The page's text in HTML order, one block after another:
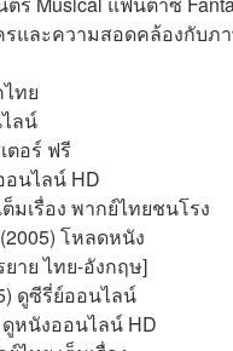
รและความสอดคล้องกับภ
ทย
ลน์
ตอร์ ฟรี
อนไลน์ HD
มเรื่อง พากย์ไทยชนโรง
โหลดหนัง
าย ไทย-อังกฤษ]
ดูซีรี่ย์ออนไลน์
ดูหนังออนไลน์ HD